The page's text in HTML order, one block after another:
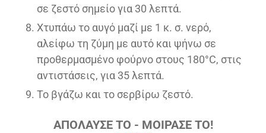
σε ζεστό σημείο για 30 λεπτά.
Χτυπάω το αυγό μαζί με 1 κ. σ. νερό,
αλείφω τη ζύμη με αυτό και ψήνω σε
προθερμασμένο φούρνο στους 180°C, στις
αντιστάσεις, για 35 λεπτά.
Το βγάζω και το σερβίρω ζεστό.
ΑΠΟΛΑΥΣΕ ΤΟ - ΜΟΙΡΑΣΕ ΤΟ!